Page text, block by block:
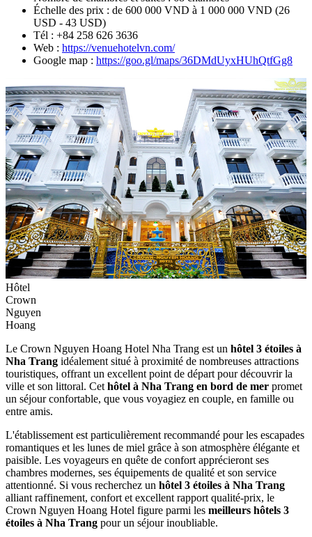
Échelle des prix : de 600 000 VND à 1 000 000 VND (26
USD - 43 USD)
Tél : +84 258 626 3636
Web : https://venuehotelvn.com/
Google map : https://goo.gl/maps/36DMdUyxHUhQtfGg8
Hôtel
Crown
Nguyen
Hoang
Le Crown Nguyen Hoang Hotel Nha Trang est un hôtel 3 étoiles à
Nha Trang idéalement situé à proximité de nombreuses attractions
touristiques, offrant un excellent point de départ pour découvrir la
ville et son littoral. Cet hôtel à Nha Trang en bord de mer promet
un séjour confortable, que vous voyagiez en couple, en famille ou
entre amis.
L'établissement est particulièrement recommandé pour les escapades
romantiques et les lunes de miel grâce à son atmosphère élégante et
paisible. Les voyageurs en quête de confort apprécieront ses
chambres modernes, ses équipements de qualité et son service
attentionné. Si vous recherchez un hôtel 3 étoiles à Nha Trang
alliant raffinement, confort et excellent rapport qualité-prix, le
Crown Nguyen Hoang Hotel figure parmi les meilleurs hôtels 3
étoiles à Nha Trang pour un séjour inoubliable.